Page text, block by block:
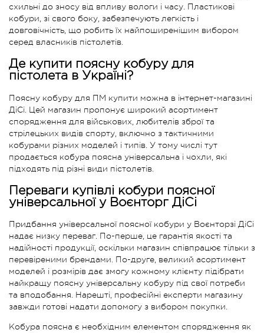
схильні до зносу від впливу вологи і часу. Пластикові
кобури, зі свого боку, забезпечують легкість і
довговічність, що робить їх найпоширенішим вибором
серед власників пістолетів.
Де купити поясну кобуру для
пістолета в Україні?
Поясну кобуру для ПМ купити можна в інтернет-магазині
ДіСі. Цей магазин пропонує широкий асортимент
спорядження для військових, любителів зброї та
стрілецьких видів спорту, включно з тактичними
кобурами різних моделей і типів. У тому числі тут
продається кобура поясна універсальна і чохли, які
підходять під різні види пістолетів.
Переваги купівлі кобури поясної
універсальної у Воєнторг ДіСі
Придбання універсальної поясної кобури у Воєнторзі ДіСі
надає низку переваг. По-перше, це гарантія якості та
надійності продукції, оскільки магазин співпрацює тільки з
перевіреними брендами. По-друге, великий асортимент
моделей і розмірів дає змогу кожному клієнту підібрати
найкращу поясну універсальну кобуру під свої потреби
та вподобання. Нарешті, професійні експерти магазину
завжди готові надати допомогу з вибором покупки.
Кобура поясна є необхідним елементом спорядження як